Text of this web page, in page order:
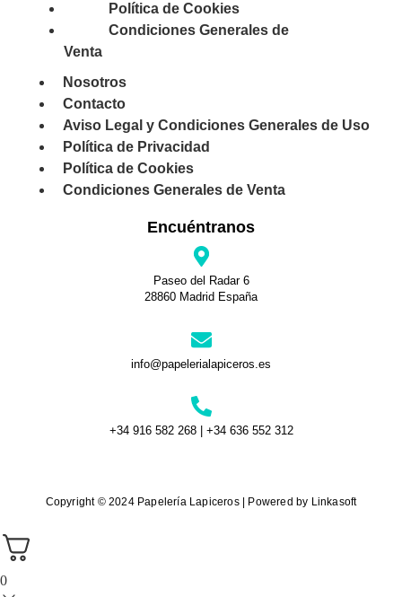
Política de Cookies
Condiciones Generales de
Venta
Nosotros
Contacto
Aviso Legal y Condiciones Generales de Uso
Política de Privacidad
Política de Cookies
Condiciones Generales de Venta
Encuéntranos
Paseo del Radar 6
28860 Madrid España
info@papelerialapiceros.es
+34 916 582 268 | +34 636 552 312
Copyright © 2024 Papelería Lapiceros | Powered by Linkasoft
0